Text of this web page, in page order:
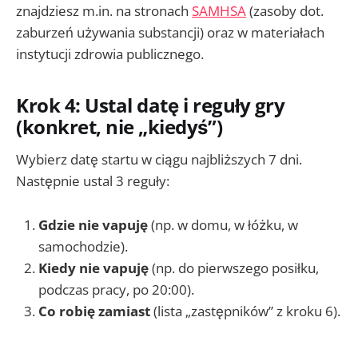
znajdziesz m.in. na stronach SAMHSA(zasoby dot.
zaburzeń używania substancji) oraz w materiałach
instytucji zdrowia publicznego.
Krok 4: Ustal datę i reguły gry
(konkret, nie „kiedyś”)
Wybierz datę startu w ciągu najbliższych 7 dni.
Następnie ustal 3 reguły:
Gdzie nie vapuję(np. w domu, w łóżku, w
samochodzie).
Kiedy nie vapuję(np. do pierwszego posiłku,
podczas pracy, po 20:00).
Co robię zamiast(lista „zastępników” z kroku 6).